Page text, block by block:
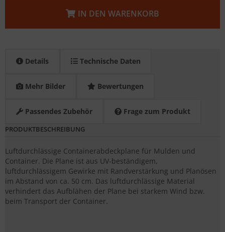
IN DEN WARENKORB
Details Technische Daten
Mehr Bilder Bewertungen
Passendes Zubehör Frage zum Produkt
PRODUKTBESCHREIBUNG
Luftdurchlässige Containerabdeckplane für Mulden und
Container. Die Plane ist aus UV-beständigem,
luftdurchlässigem Gewirke mit Randverstärkung und Planösen
im Abstand von ca. 50 cm. Das luftdurchlässige Material
verhindert das Aufblähen der Plane bei starkem Wind bzw.
beim Transport der Container.